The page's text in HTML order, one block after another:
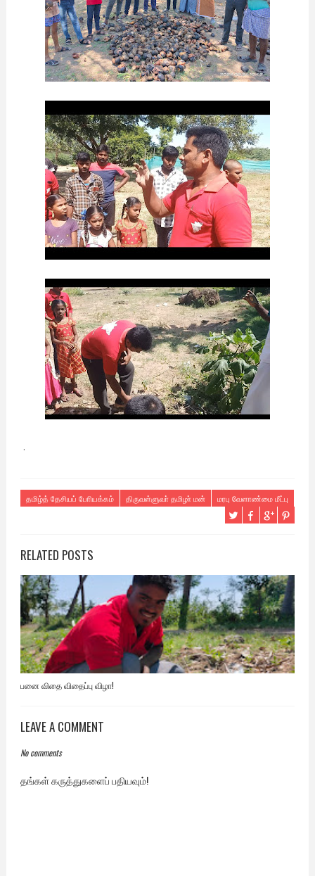
.
தமிழ்த் தேசியப் போியக்கம் திருவள்ளுவா் தமிழா் மன் மரபு வேளாண்மை மீட்பு
RELATED POSTS
பனை விதை விதைப்பு விழா!
LEAVE A COMMENT
No comments
தங்கள் கருத்துகளைப் பதியவும்!